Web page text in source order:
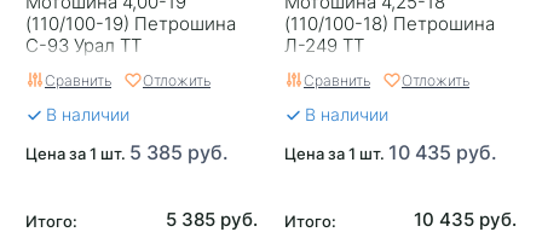
(110/100-19) Петрошина
С-93 Урал TT
Сравнить Отложить
В наличии
Цена за 1 шт. 5 385 руб.
Итого: 5 385 руб.
(110/100-18) Петрошина
Л-249 TT
Сравнить Отложить
В наличии
Цена за 1 шт. 10 435 руб.
Итого: 10 435 руб.